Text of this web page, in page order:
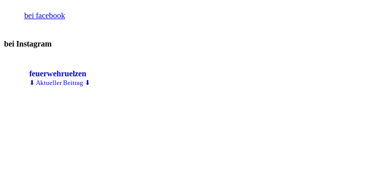
bei facebook
bei Instagram
feuerwehruelzen
⬇ Aktueller Beitrag ⬇